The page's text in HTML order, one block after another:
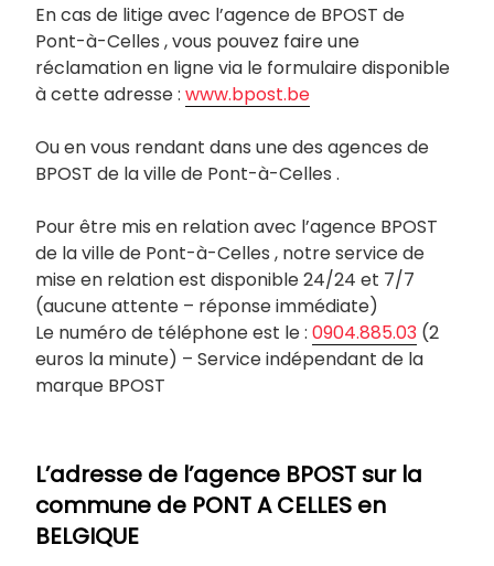
En cas de litige avec l’agence de BPOST de
Pont-à-Celles , vous pouvez faire une
réclamation en ligne via le formulaire disponible
à cette adresse : www.bpost.be
Ou en vous rendant dans une des agences de
BPOST de la ville de Pont-à-Celles .
Pour être mis en relation avec l’agence BPOST
de la ville de Pont-à-Celles , notre service de
mise en relation est disponible 24/24 et 7/7
(aucune attente – réponse immédiate)
Le numéro de téléphone est le : 0904.885.03 (2
euros la minute) – Service indépendant de la
marque BPOST
L’adresse de l’agence BPOST sur la
commune de PONT A CELLES en
BELGIQUE